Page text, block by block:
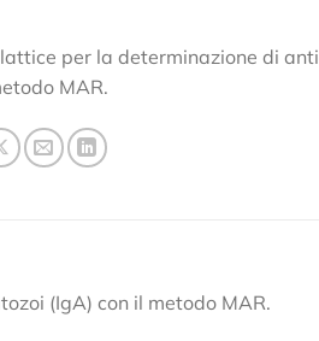
per la determinazione di
MAR.
(IgA) con il metodo MAR.